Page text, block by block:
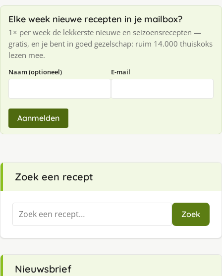
Elke week nieuwe recepten in je mailbox?
1× per week de lekkerste nieuwe en seizoensrecepten —
gratis, en je bent in goed gezelschap: ruim 14.000 thuiskoks
lezen mee.
Naam (optioneel) E-mail
Aanmelden
Zoek een recept
Zoeken
naar:
Zoek
Nieuwsbrief